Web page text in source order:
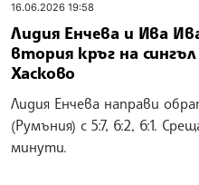
16.06.2026 19:58
Лидия Енчева и Ива
втория кръг на
Хасково
Лидия Енчева направи
(Румъния) с 5:7, 6:2, 6:1.
минути.